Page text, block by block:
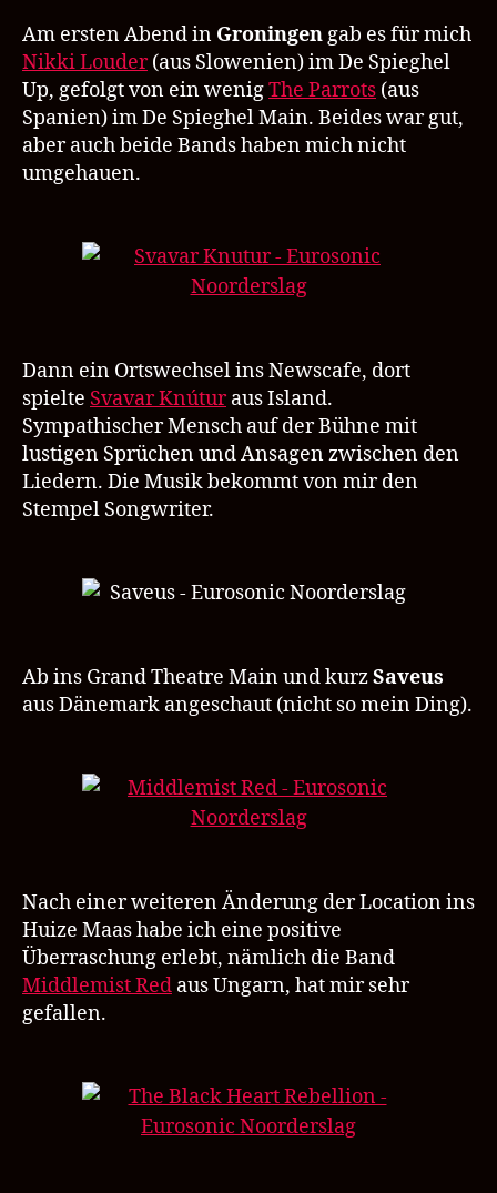
Am ersten Abend in Groningen gab es für mich
Nikki Louder(aus Slowenien) im De Spieghel
Up, gefolgt von ein wenigThe Parrots (aus
Spanien) im De Spieghel Main. Beides war gut,
aber auch beide Bands haben mich nicht
umgehauen.
Dann ein Ortswechsel ins Newscafe, dort
spielte Svavar Knúturaus Island.
Sympathischer Mensch auf der Bühne mit
lustigen Sprüchen und Ansagen zwischen den
Liedern. Die Musik bekommt von mir den
Stempel Songwriter.
Ab ins Grand Theatre Main und kurzSaveus
aus Dänemark angeschaut (nicht so mein Ding).
Nach einer weiteren Änderung der Location ins
Huize Maas habe ich eine positive
Überraschung erlebt, nämlich die Band
Middlemist Red aus Ungarn, hat mir sehr
gefallen.